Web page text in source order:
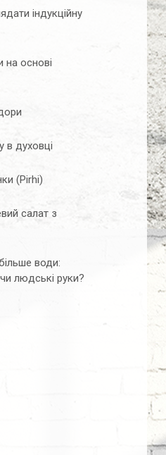
індукційну
основі
в духовці
(Pirhi)
салат з
води:
людські руки?